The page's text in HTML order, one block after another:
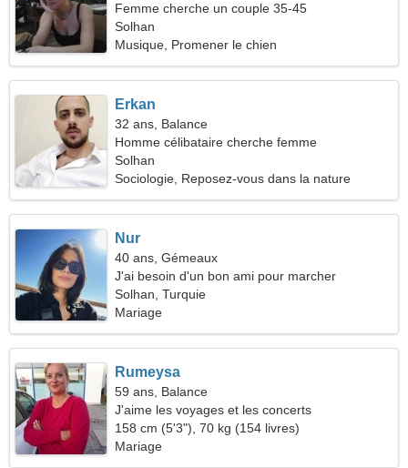
Femme cherche un couple 35-45
Solhan
Musique, Promener le chien
Erkan
32 ans, Balance
Homme célibataire cherche femme
Solhan
Sociologie, Reposez-vous dans la nature
Nur
40 ans, Gémeaux
J'ai besoin d'un bon ami pour marcher
Solhan, Turquie
Mariage
Rumeysa
59 ans, Balance
J'aime les voyages et les concerts
158 cm (5'3"), 70 kg (154 livres)
Mariage